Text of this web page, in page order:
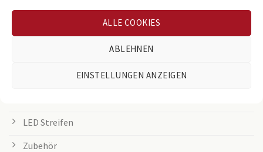
ALLE COOKIES
ABLEHNEN
EINSTELLUNGEN ANZEIGEN
Grow Lampen
LED Streifen
Zubehör